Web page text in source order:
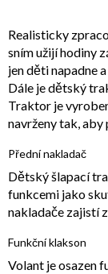
Realisticky
sním užijí hodiny
jen děti napadne
Dále je dětský
Traktor je
navrženy tak, aby
Přední nakladač
Dětský šlapací
funkcemi jako
nakladače zajistí
Funkční klakson
Volant je osazen